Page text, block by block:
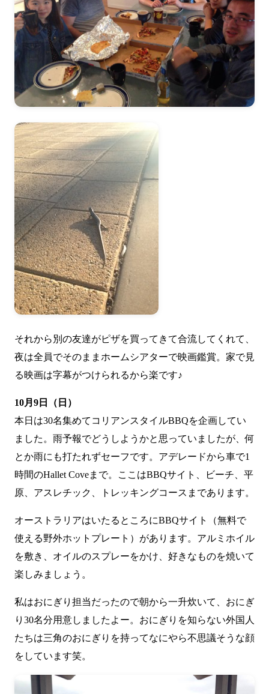
それから別の友達がピザを買ってきて合流してくれて、
夜は全員でそのままホームシアターで映画鑑賞。家で見
る映画は字幕がつけられるから楽です♪
10月9日（日）
本日は30名集めてコリアンスタイルBBQを企画してい
ました。雨予報でどうしようかと思っていましたが、何
とか雨にも打たれずセーフです。アデレードから車で1
時間のHallet Coveまで。ここはBBQサイト、ビーチ、平
原、アスレチック、トレッキングコースまであります。
オーストラリアはいたるところにBBQサイト（無料で
使える野外ホットプレート）があります。アルミホイル
を敷き、オイルのスプレーをかけ、好きなものを焼いて
楽しみましょう。
私はおにぎり担当だったので朝から一升炊いて、おにぎ
り30名分用意しましたよー。おにぎりを知らない外国人
たちは三角のおにぎりを持ってなにやら不思議そうな顔
をしています笑。